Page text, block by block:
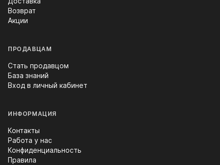
Возврат
Акции
ПРОДАВЦАМ
Стать продавцом
База знаний
Вход в личный кабинет
ИНФОРМАЦИЯ
Контакты
Работа у нас
Конфиденциальность
Правила